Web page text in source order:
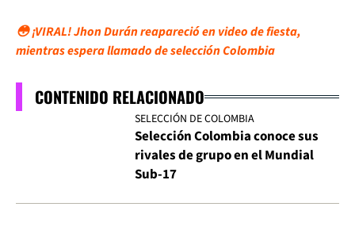
😳 ¡VIRAL! Jhon Durán reapareció en video de fiesta,
mientras espera llamado de selección Colombia
CONTENIDO RELACIONADO
SELECCIÓN DE COLOMBIA
Selección Colombia conoce sus
rivales de grupo en el Mundial
Sub-17